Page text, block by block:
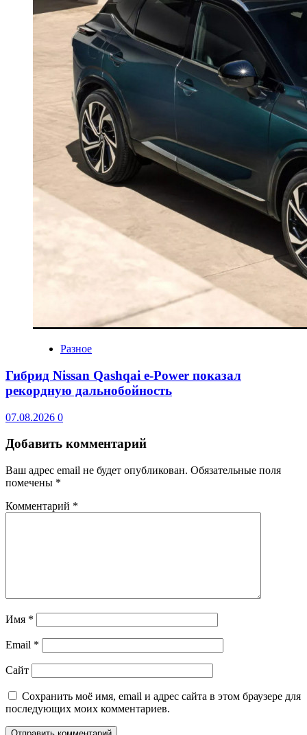
Разное
Гибрид Nissan Qashqai e-Power показал
рекордную дальнобойность
07.08.2026 0
Добавить комментарий
Ваш адрес email не будет опубликован. Обязательные поля
помечены *
Комментарий *
Имя *
Email *
Сайт
Сохранить моё имя, email и адрес сайта в этом браузере для
последующих моих комментариев.